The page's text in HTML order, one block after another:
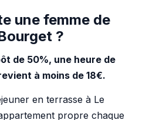
une femme de
?
de 50%, une heure de
à moins de 18€.
en terrasse à Le
propre chaque